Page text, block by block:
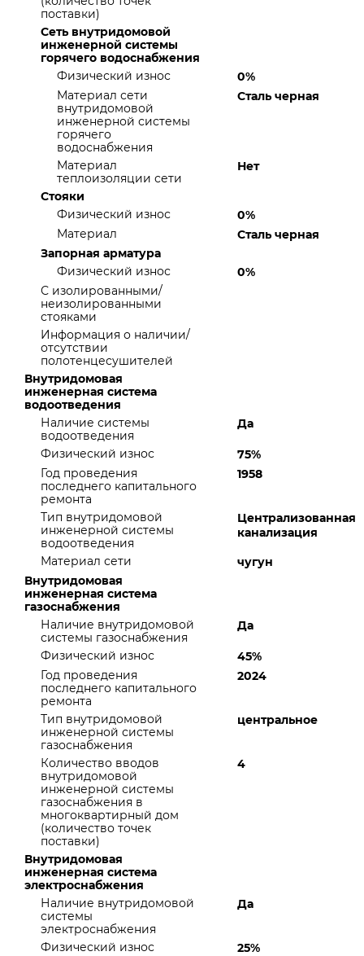
поставки)
Сеть внутридомовой
инженерной системы
горячего водоснабжения
Физический износ
0%
Материал сети
внутридомовой
инженерной системы
горячего
водоснабжения
Сталь черная
Материал
теплоизоляции сети
Нет
Стояки
Физический износ
0%
Материал
Сталь черная
Запорная арматура
Физический износ
0%
С изолированными/
неизолированными
стояками
Информация о наличии/
отсутствии
полотенцесушителей
Внутридомовая
инженерная система
водоотведения
Наличие системы
водоотведения
Да
Физический износ
75%
Год проведения
последнего капитального
ремонта
1958
Тип внутридомовой
инженерной системы
водоотведения
Централизованная
канализация
Материал сети
чугун
Внутридомовая
инженерная система
газоснабжения
Наличие внутридомовой
системы газоснабжения
Да
Физический износ
45%
Год проведения
последнего капитального
ремонта
2024
Тип внутридомовой
инженерной системы
газоснабжения
центральное
Количество вводов
внутридомовой
инженерной системы
газоснабжения в
многоквартирный дом
(количество точек
поставки)
4
Внутридомовая
инженерная система
электроснабжения
Наличие внутридомовой
системы
электроснабжения
Да
Физический износ
25%